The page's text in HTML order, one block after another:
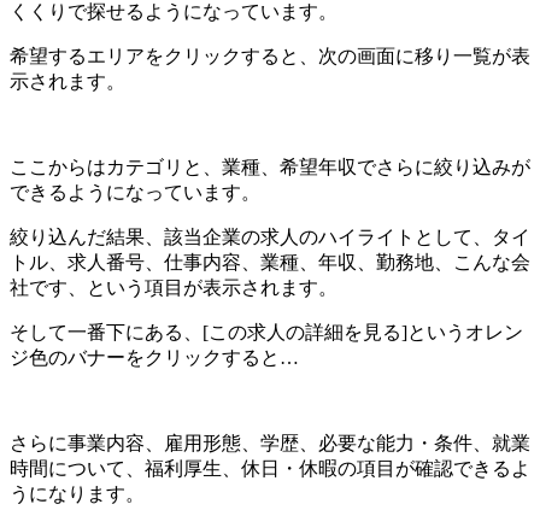
くくりで探せるようになっています。
希望するエリアをクリックすると、次の画面に移り一覧が表
示されます。
ここからはカテゴリと、業種、希望年収でさらに絞り込みが
できるようになっています。
絞り込んだ結果、該当企業の求人のハイライトとして、
タイ
トル、求人番号、仕事内容、業種、年収、勤務地、こんな会
社です、という項目が表示されます。
そして一番下にある、[この求人の詳細を見る]というオレン
ジ色のバナーをクリックすると…
さらに事業内容、雇用形態、学歴、必要な能力・条件、就業
時間について、福利厚生、休日・休暇の項目が確認できるよ
うになります。